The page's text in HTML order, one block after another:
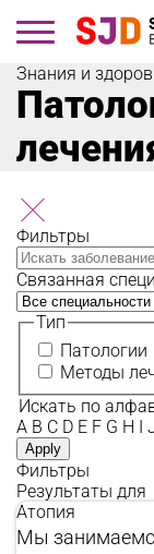
основному
содержанию
Знания и
Фильтры
Связанная
Тип
Патологии
Методы
Искать по
A B C D E F G H I
Фильтры
Результаты для
Атопия
Мы